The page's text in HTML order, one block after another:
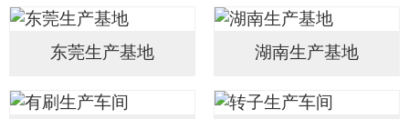
东莞生产基地 湖南生产基地